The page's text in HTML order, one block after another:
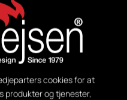
cookies for at
produkter og tjenester,